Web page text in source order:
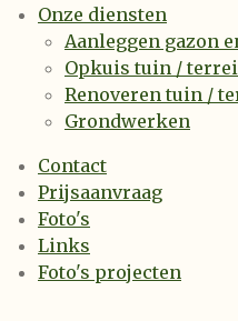
Onze diensten
Aanleggen gazon
Opkuis tuin /
Renoveren tuin /
Grondwerken
Contact
Prijsaanvraag
Foto's
Links
Foto's projecten